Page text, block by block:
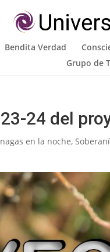
Bendita Verdad
Grupo de
24 del
en la noche,